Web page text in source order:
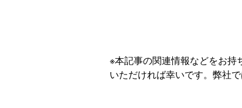
※本記事の関連情報などをお持
いただければ幸いです。弊社